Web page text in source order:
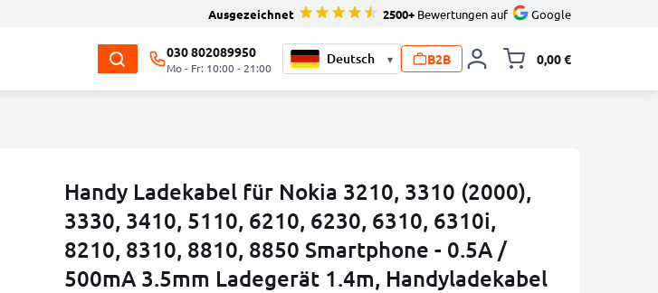
Ausgezeichnet 2500+ Bewertungen auf Google
030 802089950
Mo - Fr: 10:00 - 21:00
▾ B2B 0,00 €
Handy Ladekabel für Nokia 3210, 3310 (2000),
3330, 3410, 5110, 6210, 6230, 6310, 6310i,
8210, 8310, 8810, 8850 Smartphone - 0.5A /
500mA 3.5mm Ladegerät 1.4m, Handyladekabel